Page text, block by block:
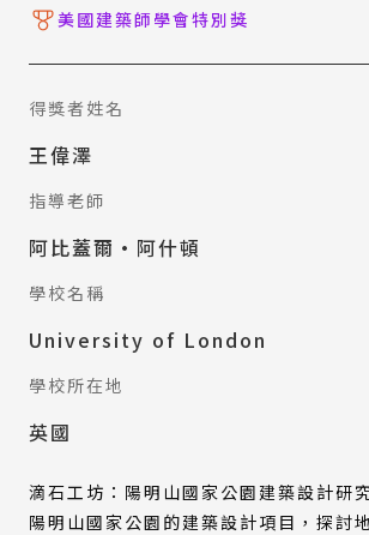
美國建築師學會特別獎
得獎者姓名
王偉澤
指導老師
阿比蓋爾·阿什頓
學校名稱
University of London
學校所在地
英國
滴石工坊：陽明山國家公園建築設計研
陽明山國家公園的建築設計項目，探討